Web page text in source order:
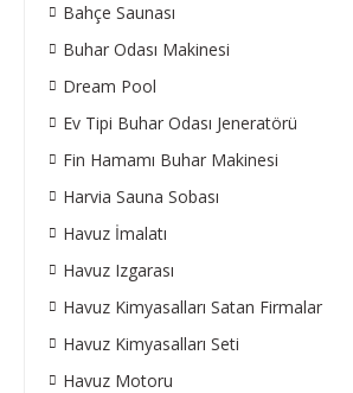
Bahçe Saunası
Buhar Odası Makinesi
Dream Pool
Ev Tipi Buhar Odası Jeneratörü
Fin Hamamı Buhar Makinesi
Harvia Sauna Sobası
Havuz İmalatı
Havuz Izgarası
Havuz Kimyasalları Satan Firmalar
Havuz Kimyasalları Seti
Havuz Motoru